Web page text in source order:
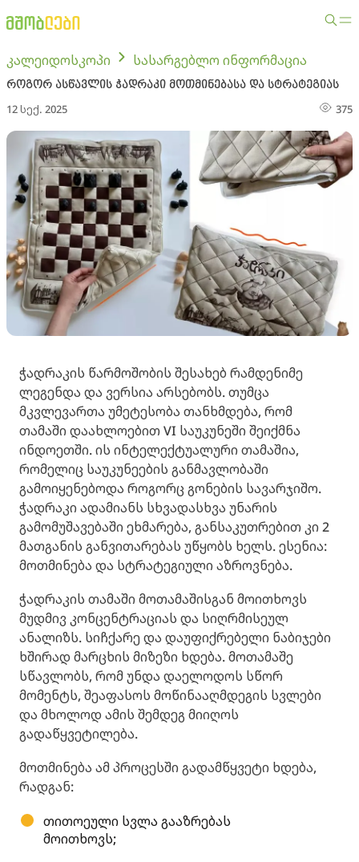
კალეიდოსკოპი სასარგებლო ინფორმაცია
როგორ ასწავლის ჭადრაკი მოთმინებასა და სტრატეგიას
12 სექ. 2025 375
ჭადრაკის წარმოშობის შესახებ რამდენიმე
ლეგენდა და ვერსია არსებობს. თუმცა
მკვლევართა უმეტესობა თანხმდება, რომ
თამაში დაახლოებით VI საუკუნეში შეიქმნა
ინდოეთში. ის ინტელექტუალური თამაშია,
რომელიც საუკუნეების განმავლობაში
გამოიყენებოდა როგორც გონების სავარჯიშო.
ჭადრაკი ადამიანს სხვადასხვა უნარის
გამომუშავებაში ეხმარება, განსაკუთრებით კი 2
მათგანის განვითარებას უწყობს ხელს. ესენია:
მოთმინება და სტრატეგიული აზროვნება.
ჭადრაკის თამაში მოთამაშისგან მოითხოვს
მუდმივ კონცენტრაციას და სიღრმისეულ
ანალიზს. სიჩქარე და დაუფიქრებელი ნაბიჯები
ხშირად მარცხის მიზეზი ხდება. მოთამაშე
სწავლობს, რომ უნდა დაელოდოს სწორ
მომენტს, შეაფასოს მოწინააღმდეგის სვლები
და მხოლოდ ამის შემდეგ მიიღოს
გადაწყვეტილება.
მოთმინება ამ პროცესში გადამწყვეტი ხდება,
რადგან:
თითოეული სვლა გააზრებას
მოითხოვს;